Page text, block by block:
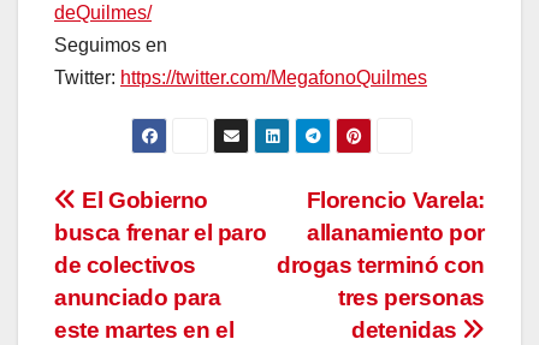
deQuilmes/
Seguimos en
Twitter: https://twitter.com/MegafonoQuilmes
Navegación
de
entradas
Florencio Varela:
allanamiento por
drogas terminó con
tres personas
detenidas
El Gobierno
busca frenar el paro
de colectivos
anunciado para
este martes en el